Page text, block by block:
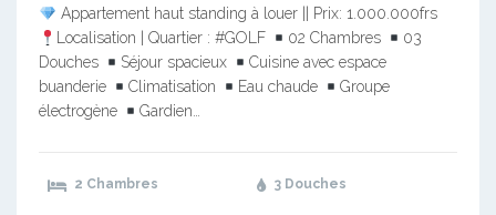
Appartement haut standing à louer || Prix: 1.000.000frs
Localisation | Quartier : #GOLF
02 Chambres
03
Douches
Séjour spacieux
Cuisine avec espace
buanderie
Climatisation Eau chaude
Groupe
électrogène
Gardien…
2 Chambres 3 Douches